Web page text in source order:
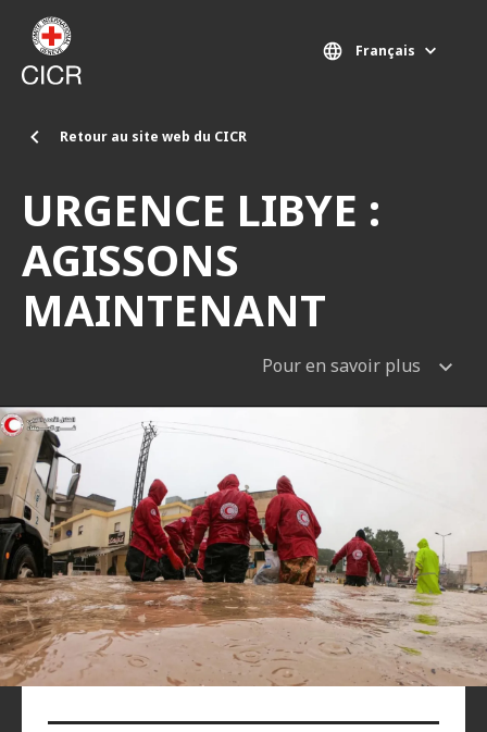
Aller au contenu principal
Retour au site web du CICR
Français
URGENCE LIBYE :
AGISSONS
MAINTENANT
Pour en savoir plus